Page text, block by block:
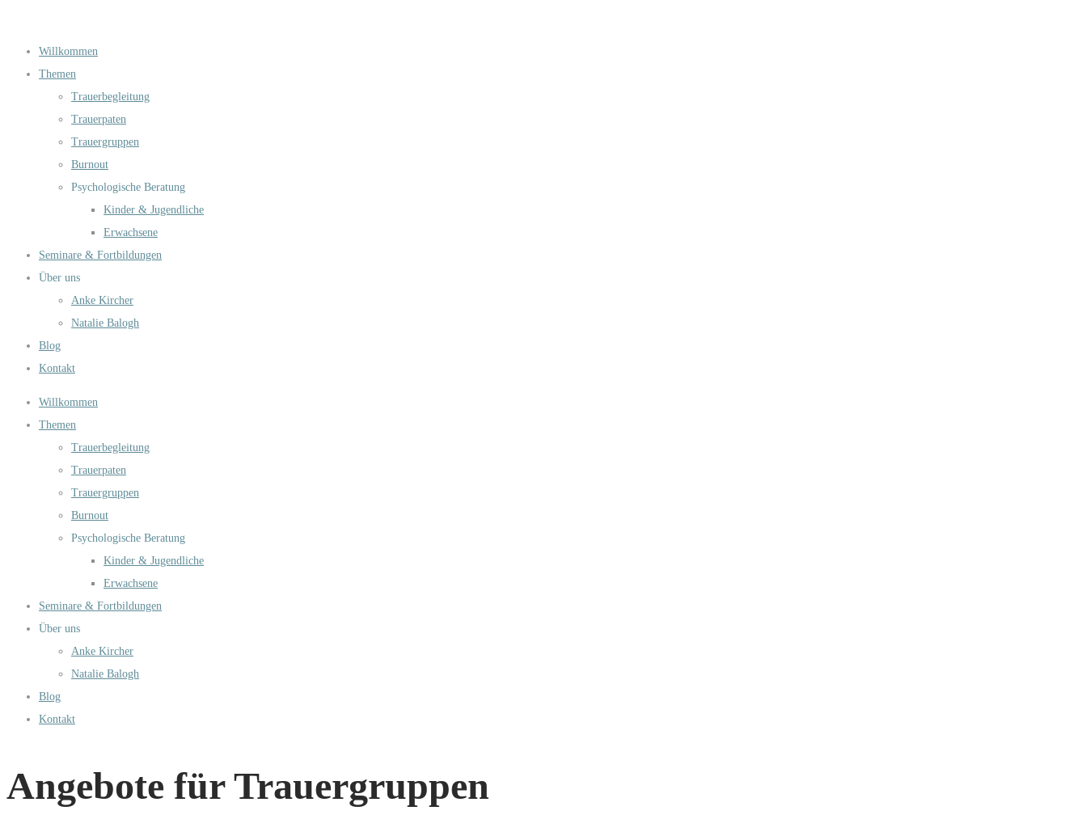
Willkommen
Themen
Trauerbegleitung
Trauerpaten
Trauergruppen
Burnout
Psychologische Beratung
Kinder & Jugendliche
Erwachsene
Seminare & Fortbildungen
Über uns
Anke Kircher
Natalie Balogh
Blog
Kontakt
Willkommen
Themen
Trauerbegleitung
Trauerpaten
Trauergruppen
Burnout
Psychologische Beratung
Kinder & Jugendliche
Erwachsene
Seminare & Fortbildungen
Über uns
Anke Kircher
Natalie Balogh
Blog
Kontakt
Angebote für Trauergruppen